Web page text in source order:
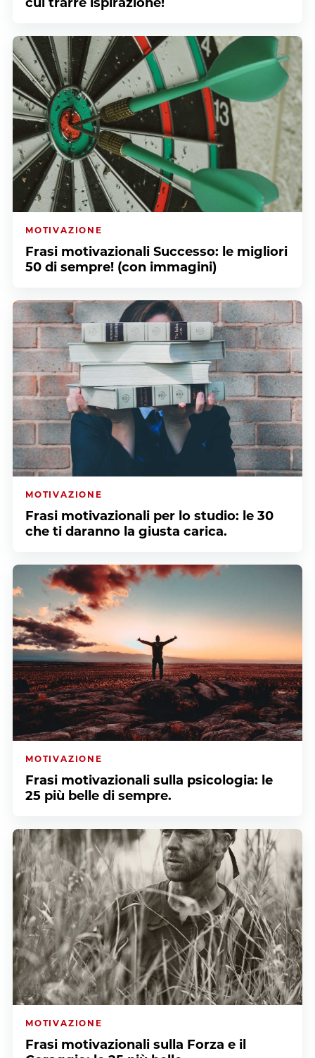
MOTIVAZIONE
Frasi motivazionali Successo: le migliori
50 di sempre! (con immagini)
MOTIVAZIONE
Frasi motivazionali per lo studio: le 30
che ti daranno la giusta carica.
MOTIVAZIONE
Frasi motivazionali sulla psicologia: le
25 più belle di sempre.
MOTIVAZIONE
Frasi motivazionali sulla Forza e il